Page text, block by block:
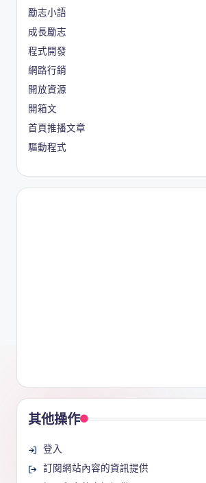
勵志小語
成長勵志
程式開發
網路行銷
開放資源
開箱文
首頁推播文章
驅動程式
其他操作
登入
訂閱網站內容的資訊提供